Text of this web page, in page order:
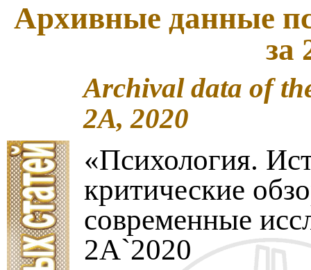
Архивные данные
за
Archival data of
2A, 2020
«Психология.
критические
современные
2A`2020